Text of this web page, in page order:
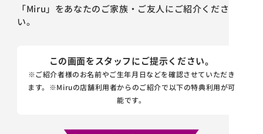
「Miru」をあなたのご家族・ご友人にご紹介くださ
い。
この画面をスタッフにご提示ください。
※ご紹介者様のお名前やご生年月日などを確認させていただき
ます。 ※Miruの店舗利用者からのご紹介で以下の特典利用が可
能です。